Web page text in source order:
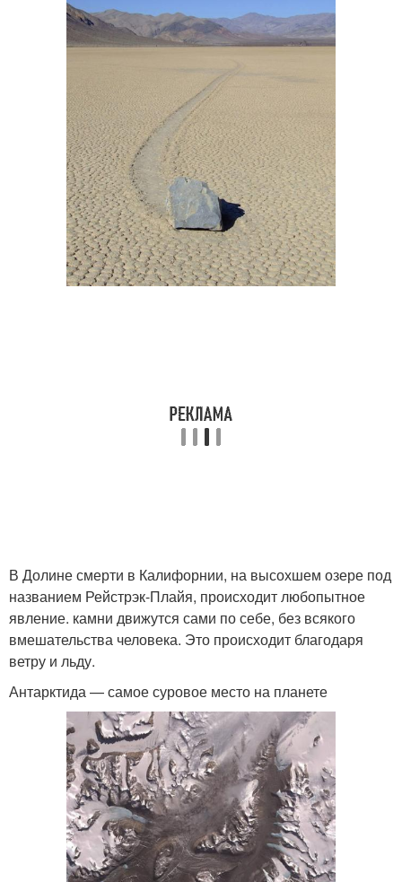
В Долине смерти в Калифорнии, на высохшем озере под
названием Рейстрэк-Плайя, происходит любопытное
явление. камни движутся сами по себе, без всякого
вмешательства человека. Это происходит благодаря
ветру и льду.
Антарктида — самое суровое место на планете